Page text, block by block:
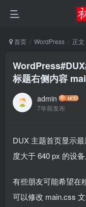
首页 WordPress 正文
标题右侧内容
admin
7年前发布
DUX 主题首页显示
度大于 640 px 的设
有些朋友可能希望在
可以修改 main.css